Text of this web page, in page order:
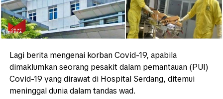
Lagi berita mengenai korban Covid-19, apabila
dimaklumkan seorang pesakit dalam pemantauan (PUI)
Covid-19 yang dirawat di Hospital Serdang, ditemui
meninggal dunia dalam tandas wad.